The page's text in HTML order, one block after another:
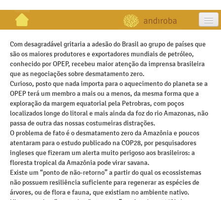
artigos
projetos
publicações
galeria
contato
Com desagradável gritaria a adesão do Brasil ao grupo de países que
são os maiores produtores e exportadores mundiais de petróleo,
conhecido por OPEP, recebeu maior atenção da imprensa brasileira
que as negociações sobre desmatamento zero.
Curioso, posto que nada importa para o aquecimento do planeta se a
OPEP terá um membro a mais ou a menos, da mesma forma que a
exploração da margem equatorial pela Petrobras, com poços
localizados longe do litoral e mais ainda da foz do rio Amazonas, não
passa de outra das nossas costumeiras distrações.
O problema de fato é o desmatamento zero da Amazônia e poucos
atentaram para o estudo publicado na COP28, por pesquisadores
ingleses que fizeram um alerta muito perigoso aos brasileiros: a
floresta tropical da Amazônia pode virar savana.
Existe um “ponto de não-retorno” a partir do qual os ecossistemas
não possuem resiliência suficiente para regenerar as espécies de
árvores, ou de flora e fauna, que existiam no ambiente nativo.